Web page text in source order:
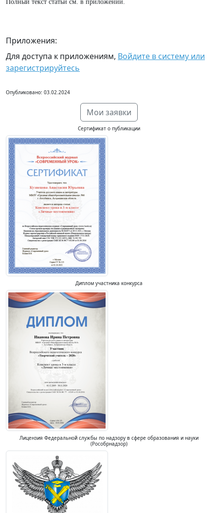
Полный текст статьи см. в приложении.
Приложения:
Для доступа к приложениям, Войдите в систему или
зарегистрируйтесь
Опубликовано: 03.02.2024
Мои заявки
Сертификат о публикации
Диплом участника конкурса
Лицензия Федеральной службы по надзору в сфере образования и науки
(Рособрнадзор)